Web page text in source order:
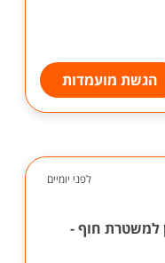
הגשת מועמדות
לפני יומיים
למשטרת חוף -